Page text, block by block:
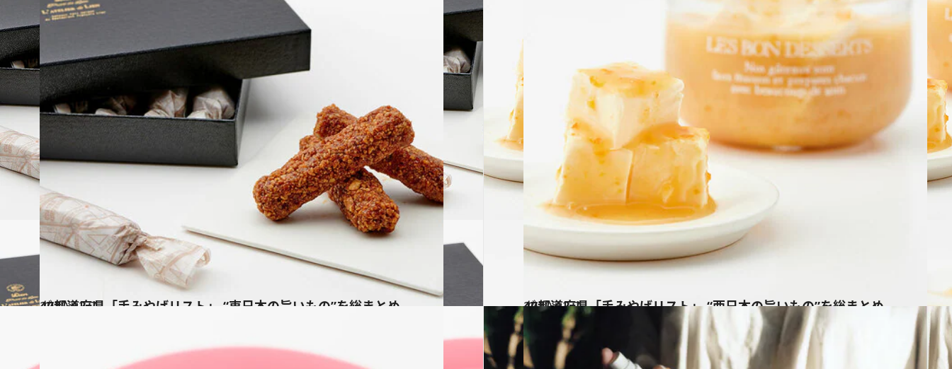
2020.12.7
47都道府県「手みやげリスト」 “東日本の旨いもの”を総まとめ
グルメ 2020.12.7
47都道府県「手みやげリスト」 “西日本の旨いもの”を総まとめ
グルメ